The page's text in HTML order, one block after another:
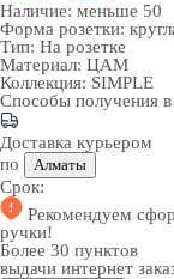
Наличие: меньше 50
Форма розетки:
Тип: На розетке
Материал: ЦАМ
Коллекция: SIMPLE
Способы получения в
Доставка курьером
по
Алматы
Срок:
Рекомендуем
ручки!
Более 30 пунктов
выдачи интернет